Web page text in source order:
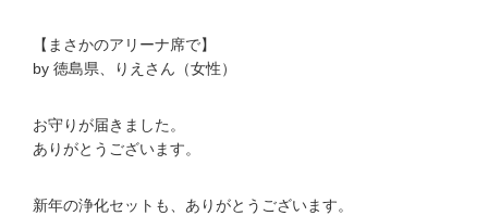
【まさかのアリーナ席で】
by 徳島県、りえさん（女性）
お守りが届きました。
ありがとうございます。
新年の浄化セットも、ありがとうございます。